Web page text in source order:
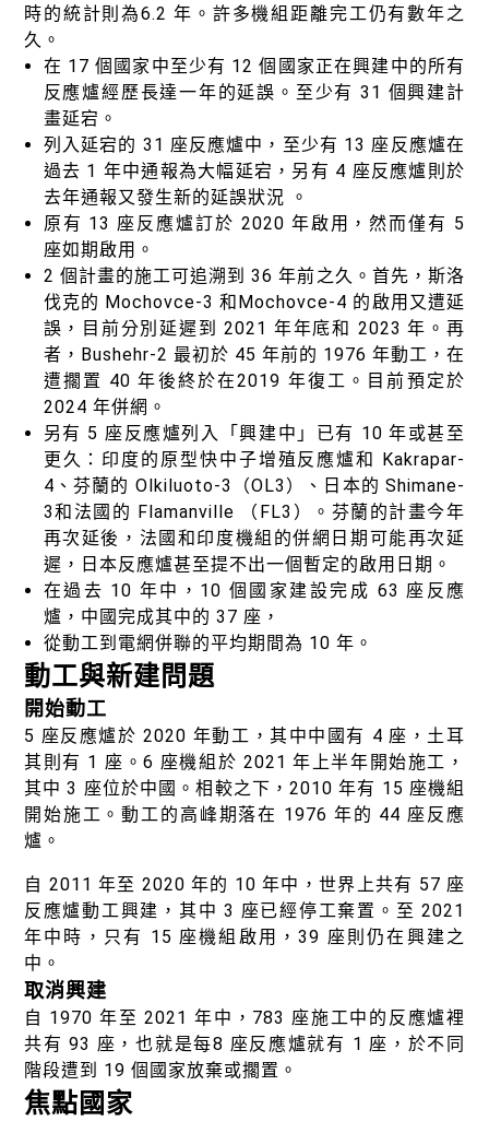
時的統計則為6.2 年。許多機組距離完工仍有數年之
久。
在 17 個國家中至少有 12 個國家正在興建中的所有
反應爐經歷長達一年的延誤。至少有 31 個興建計
畫延宕。
列入延宕的 31 座反應爐中，至少有 13 座反應爐在
過去 1 年中通報為大幅延宕，另有 4 座反應爐則於
去年通報又發生新的延誤狀況 。
原有 13 座反應爐訂於 2020 年啟用，然而僅有 5
座如期啟用。
2 個計畫的施工可追溯到 36 年前之久。首先，斯洛
伐克的 Mochovce-3 和Mochovce-4 的啟用又遭延
誤，目前分別延遲到 2021 年年底和 2023 年。再
者，Bushehr-2 最初於 45 年前的 1976 年動工，在
遭擱置 40 年後終於在2019 年復工。目前預定於
2024 年併網。
另有 5 座反應爐列入「興建中」已有 10 年或甚至
更久：印度的原型快中子增殖反應爐和 Kakrapar-
4、芬蘭的 Olkiluoto-3（OL3）、日本的 Shimane-
3和法國的 Flamanville （FL3）。芬蘭的計畫今年
再次延後，法國和印度機組的併網日期可能再次延
遲，日本反應爐甚至提不出一個暫定的啟用日期。
在過去 10 年中，10 個國家建設完成 63 座反應
爐，中國完成其中的 37 座，
從動工到電網併聯的平均期間為 10 年。
動工與新建問題
開始動工
5 座反應爐於 2020 年動工，其中中國有 4 座，土耳
其則有 1 座。6 座機組於 2021 年上半年開始施工，
其中 3 座位於中國。相較之下，2010 年有 15 座機組
開始施工。動工的高峰期落在 1976 年的 44 座反應
爐。
自 2011 年至 2020 年的 10 年中，世界上共有 57 座
反應爐動工興建，其中 3 座已經停工棄置。至 2021
年中時，只有 15 座機組啟用，39 座則仍在興建之
中。
取消興建
自 1970 年至 2021 年中，783 座施工中的反應爐裡
共有 93 座，也就是每8 座反應爐就有 1 座，於不同
階段遭到 19 個國家放棄或擱置。
焦點國家